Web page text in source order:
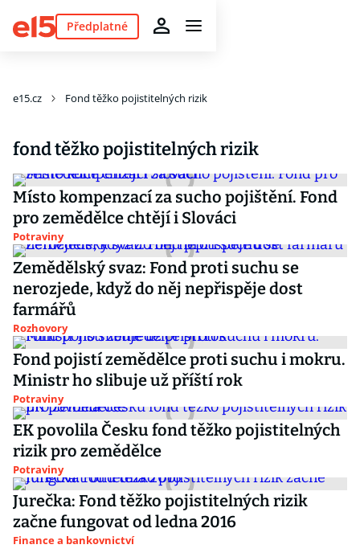
Předplatné
e15.cz Fond těžko pojistitelných rizik
fond těžko pojistitelných rizik
Místo kompenzací za sucho pojištění. Fond
pro zemědělce chtějí i Slováci
Potraviny
Zemědělský svaz: Fond proti suchu se
nerozjede, když do něj nepřispěje dost
farmářů
Rozhovory
Fond pojistí zemědělce proti suchu i mokru.
Ministr ho slibuje už příští rok
Potraviny
EK povolila Česku fond těžko pojistitelných
rizik pro zemědělce
Potraviny
Jurečka: Fond těžko pojistitelných rizik
začne fungovat od ledna 2016
Finance a bankovnictví